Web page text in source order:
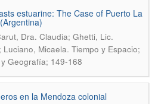
estuarine: The Case of Puerto La
Dra. Claudia; Ghetti, Lic.
Micaela. Tiempo y Espacio;
Geografía; 149-168
en la Mendoza colonial